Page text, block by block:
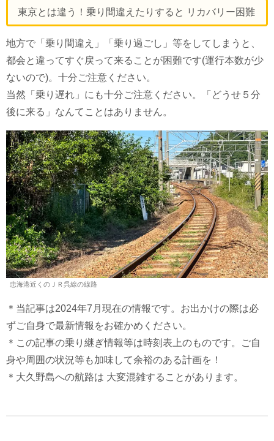
東京とは違う！乗り間違えたりすると リカバリー困難
地方で「乗り間違え」「乗り過ごし」等をしてしまうと、
都会と違ってすぐ戻って来ることが困難です(運行本数が少
ないので)。十分ご注意ください。
当然「乗り遅れ」にも十分ご注意ください。「どうせ５分
後に来る」なんてことはありません。
忠海港近くのＪＲ呉線の線路
＊当記事は2024年7月現在の情報です。お出かけの際は必
ずご自身で最新情報をお確かめください。
＊この記事の乗り継ぎ情報等は時刻表上のものです。ご自
身や周囲の状況等も加味して余裕のある計画を！
＊大久野島への航路は 大変混雑することがあります。